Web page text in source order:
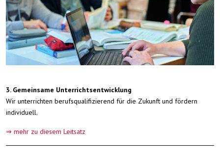
3. Gemeinsame Unterrichtsentwicklung
Wir unterrichten berufsqualifizierend für die Zukunft und fördern
individuell.
⇒ mehr zu diesem Leitsatz